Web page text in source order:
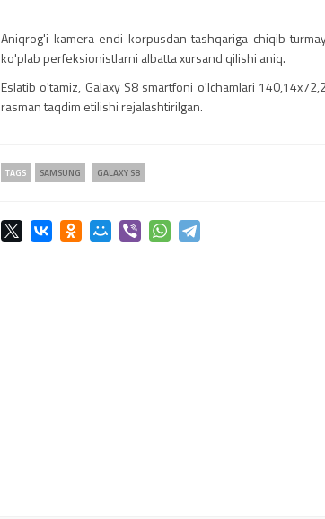
Aniqrog'i kamera endi korpusdan tashqariga chiqib
ko'plab perfeksionistlarni albatta xursand qilishi aniq.
Eslatib o'tamiz, Galaxy S8 smartfoni o'lchamlari
rasman taqdim etilishi rejalashtirilgan.
TAGS SAMSUNG GALAXY S8